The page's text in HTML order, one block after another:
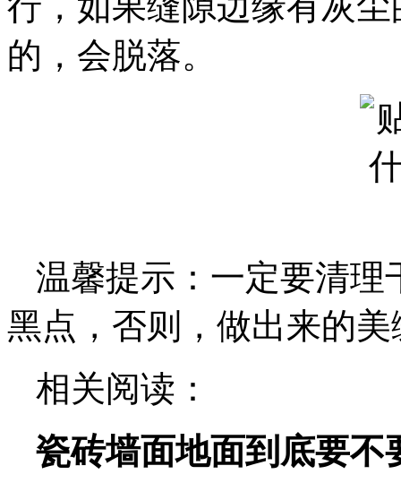
的，会脱落。
温馨提示：一定要清理
黑点，否则，做出来的
相关阅读：
瓷砖墙面地面到底要不